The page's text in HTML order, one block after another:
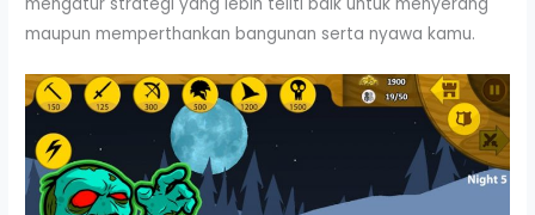
maupun memperthankan bangunan serta nyawa kamu.